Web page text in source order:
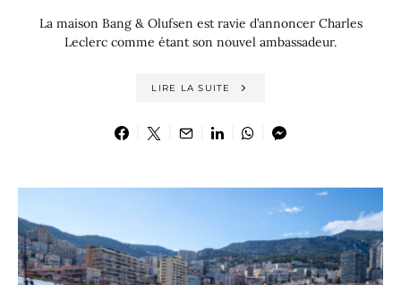
La maison Bang & Olufsen est ravie d’annoncer Charles
Leclerc comme étant son nouvel ambassadeur.
LIRE LA SUITE